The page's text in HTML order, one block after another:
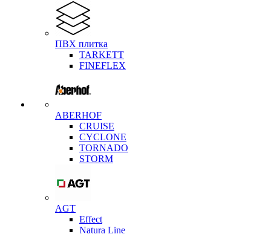
ПВХ плитка
TARKETT
FINEFLEX
ABERHOF
CRUISE
CYCLONE
TORNADO
STORM
AGT
Effect
Natura Line